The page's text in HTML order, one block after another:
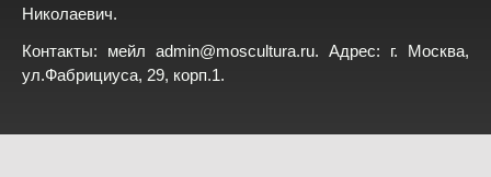
Николаевич.
Контакты: мейл admin@moscultura.ru. Адрес: г. Москва,
ул.Фабрициуса, 29, корп.1.